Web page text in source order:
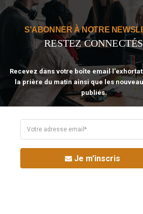
Recevoir Notre Newsletter
The real voyage of discovery consists not
seeing with new eyes. All journeys have
which the traveler is unaware.
©Fréquence Chrétienne Production
S'ABONNER À NOTRE
RESTEZ
Recevez dans votre boîte email
la prière du matin ainsi que les
publiés.
Je m'inscris